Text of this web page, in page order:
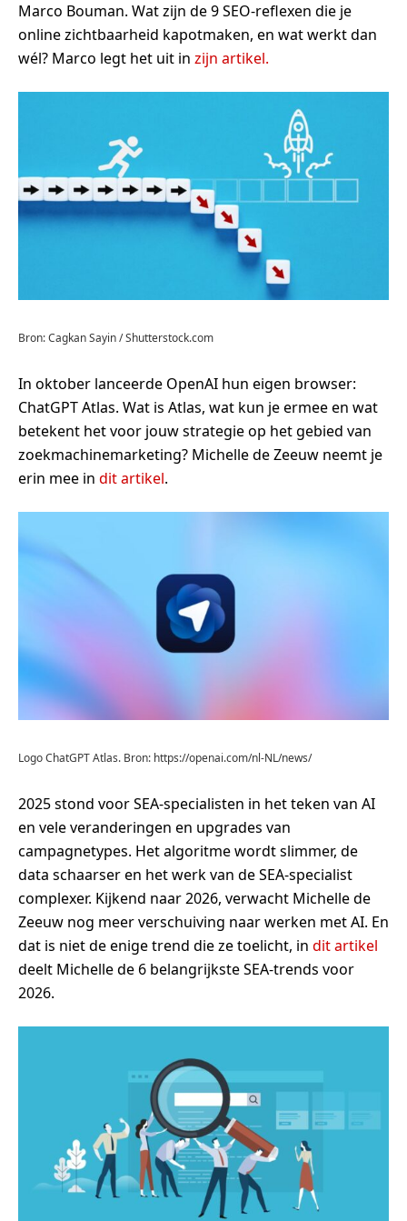
Marco Bouman. Wat zijn de 9 SEO-reflexen die je
online zichtbaarheid kapotmaken, en wat werkt dan
wél? Marco legt het uit in zijn artikel.
Bron: Cagkan Sayin / Shutterstock.com
In oktober lanceerde OpenAI hun eigen browser:
ChatGPT Atlas. Wat is Atlas, wat kun je ermee en wat
betekent het voor jouw strategie op het gebied van
zoekmachinemarketing? Michelle de Zeeuw neemt je
erin mee in dit artikel.
Logo ChatGPT Atlas. Bron: https://openai.com/nl-NL/news/
2025 stond voor SEA-specialisten in het teken van AI
en vele veranderingen en upgrades van
campagnetypes. Het algoritme wordt slimmer, de
data schaarser en het werk van de SEA-specialist
complexer. Kijkend naar 2026, verwacht Michelle de
Zeeuw nog meer verschuiving naar werken met AI. En
dat is niet de enige trend die ze toelicht, in dit artikel
deelt Michelle de 6 belangrijkste SEA-trends voor
2026.